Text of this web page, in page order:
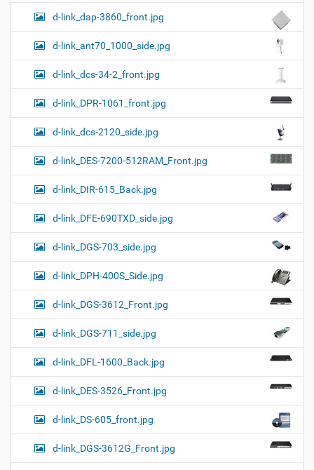
d-link_dap-3860_front.jpg
d-link_ant70_1000_side.jpg
d-link_dcs-34-2_front.jpg
d-link_DPR-1061_front.jpg
d-link_dcs-2120_side.jpg
d-link_DES-7200-512RAM_Front.jpg
d-link_DIR-615_Back.jpg
d-link_DFE-690TXD_side.jpg
d-link_DGS-703_side.jpg
d-link_DPH-400S_Side.jpg
d-link_DGS-3612_Front.jpg
d-link_DGS-711_side.jpg
d-link_DFL-1600_Back.jpg
d-link_DES-3526_Front.jpg
d-link_DS-605_front.jpg
d-link_DGS-3612G_Front.jpg